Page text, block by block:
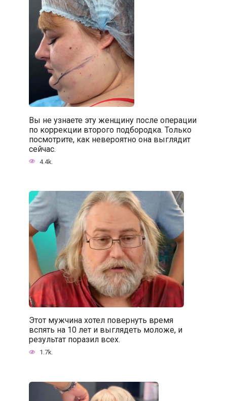
Вы не узнаете эту женщину после операции
по коррекции второго подбородка. Только
посмотрите, как невероятно она выглядит
сейчас.
4.4k.
Этот мужчина хотел повернуть время
вспять на 10 лет и выглядеть моложе, и
результат поразил всех.
1.7k.